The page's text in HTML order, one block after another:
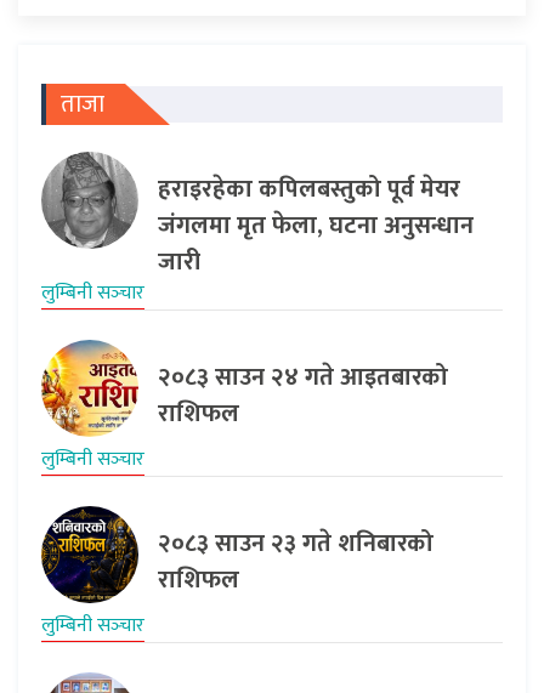
ताजा
हराइरहेका कपिलबस्तुको पूर्व मेयर
जंगलमा मृत फेला, घटना अनुसन्धान
जारी
लुम्बिनी सञ्‍चार
२०८३ साउन २४ गते आइतबारको
राशिफल
लुम्बिनी सञ्‍चार
२०८३ साउन २३ गते शनिबारको
राशिफल
लुम्बिनी सञ्‍चार